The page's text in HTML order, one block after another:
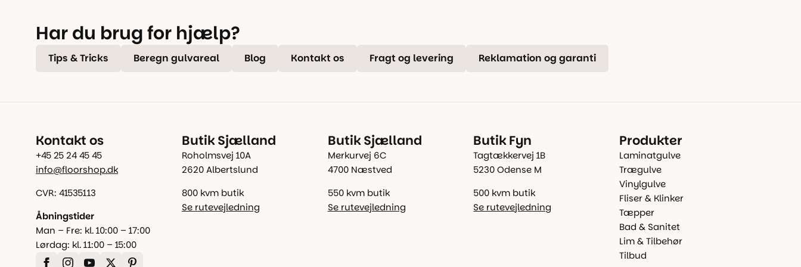
Har du brug for hjælp?
Tips & Tricks Beregn gulvareal Blog Kontakt os Fragt og levering Reklamation og garanti
Kontakt os
+45 25 24 45 45
info@floorshop.dk
CVR: 41535113
Åbningstider
Man – Fre: kl. 10:00 – 17:00
Lørdag: kl. 11:00 – 15:00
Butik Sjælland
Roholmsvej 10A
2620 Albertslund
800 kvm butik
Se rutevejledning
Butik Sjælland
Merkurvej 6C
4700 Næstved
550 kvm butik
Se rutevejledning
Butik Fyn
Tagtækkervej 1B
5230 Odense M
500 kvm butik
Se rutevejledning
Produkter
Laminatgulve
Trægulve
Vinylgulve
Fliser & Klinker
Tæpper
Bad & Sanitet
Lim & Tilbehør
Tilbud